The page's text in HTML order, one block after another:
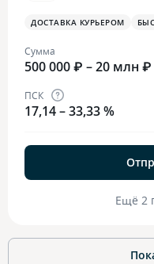
ДОСТАВКА КУРЬЕРОМ
Сумма
500 000 ₽ – 20 млн ₽
ПСК
17,14 – 33,33 %
Ещё 2